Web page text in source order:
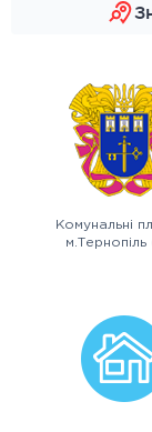
Комунальні
м.Тернопіль